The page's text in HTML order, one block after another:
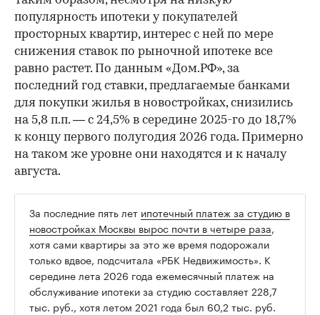
популярность ипотеки у покупателей
просторных квартир, интерес с ней по мере
снижения ставок по рыночной ипотеке все
равно растет. По данным «Дом.РФ», за
последний год ставки, предлагаемые банками
для покупки жилья в новостройках, снизились
на 5,8 п.п. — с 24,5% в середине 2025-го до 18,7%
к концу первого полугодия 2026 года. Примерно
на таком же уровне они находятся и к началу
августа.
За последние пять лет ипотечный платеж за студию в
новостройках Москвы вырос почти в четыре раза,
хотя сами квартиры за это же время подорожали
только вдвое, подсчитала «РБК Недвижимость». К
середине лета 2026 года ежемесячный платеж на
обслуживание ипотеки за студию составляет 228,7
тыс. руб., хотя летом 2021 года был 60,2 тыс. руб.